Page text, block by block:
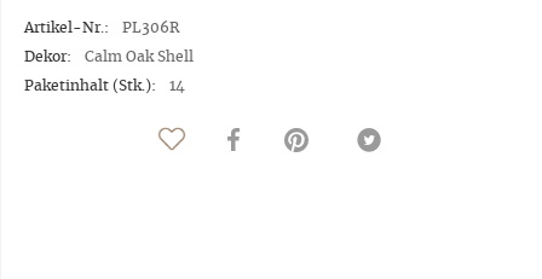
Artikel-Nr.:
PL306R
Dekor:
Calm Oak Shell
Paketinhalt (Stk.):
14